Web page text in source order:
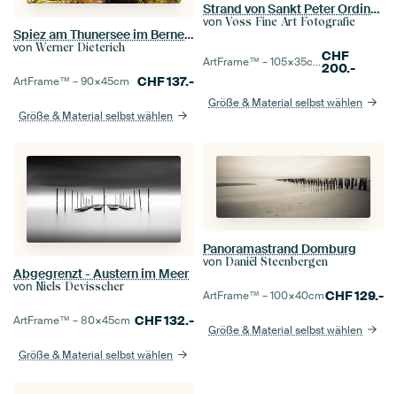
Spiez am Thunersee im Berner Oberland in der Schweiz
von Werner Dieterich
ArtFrame™ –90×45cm CHF137.-
Größe & Material selbst wählen
Strand von Sankt Peter Ording an der Nordsee mit Pfahlbauten
von Voss Fine Art Fotografie
ArtFrame™ –105×35cm CHF
200.-
Größe & Material selbst wählen
Abgegrenzt - Austern im Meer
von Niels Devisscher
ArtFrame™ –80×45cm CHF132.-
Größe & Material selbst wählen
Panoramastrand Domburg
von Daniël Steenbergen
ArtFrame™ –100×40cmCHF129.-
Größe & Material selbst wählen